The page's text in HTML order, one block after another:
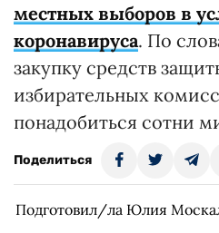
местных выборов в
коронавируса. По
закупку средств
избирательных
понадобиться сотни
Поделиться
Подготовил/ла Юлия